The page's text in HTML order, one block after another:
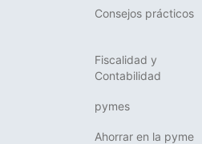
Consejos prácticos
Fiscalidad y
Contabilidad
pymes
Ahorrar en la pyme